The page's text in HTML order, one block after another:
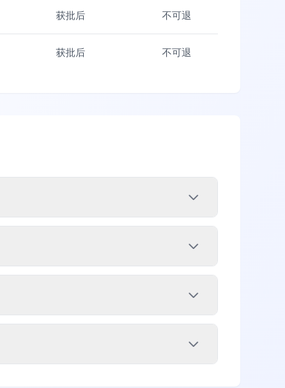
获批后 不可退
获批后 不可退